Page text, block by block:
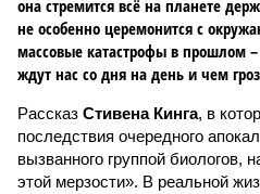
она стремится всё на планете
не особенно церемонится с
массовые катастрофы в прошлом
ждут нас со дня на день и чем
Рассказ Стивена Кинга, в
последствия очередного
вызванного группой биологов,
этой мерзости». В реальной